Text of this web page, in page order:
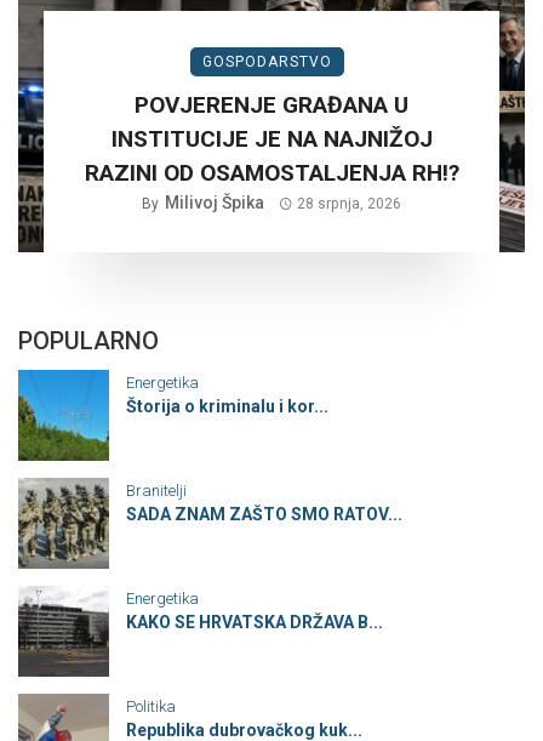
GOSPODARSTVO
POVJERENJE GRAĐANA U
INSTITUCIJE JE NA NAJNIŽOJ
RAZINI OD OSAMOSTALJENJA RH!?
By Milivoj Špika 28 srpnja, 2026
POPULARNO
Energetika
Štorija o kriminalu i kor...
Branitelji
SADA ZNAM ZAŠTO SMO RATOV...
Energetika
KAKO SE HRVATSKA DRŽAVA B...
Politika
Republika dubrovačkog kuk...